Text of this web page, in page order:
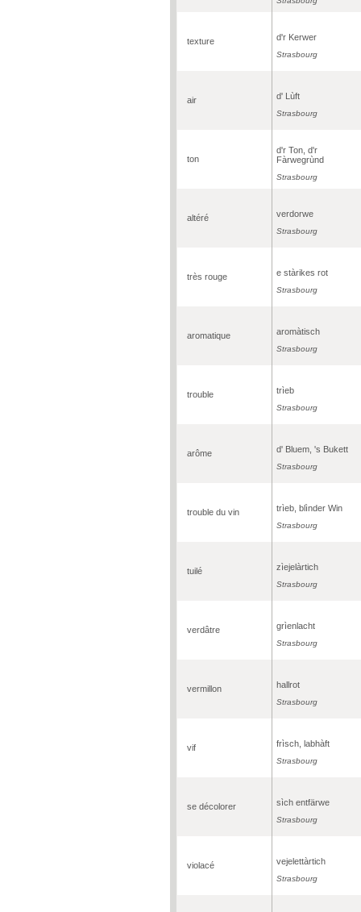
texture d'r Kerwer
Strasbourg
air d' Lùft
Strasbourg
ton
d'r Ton, d'r
Fàrwegrùnd
Strasbourg
altéré verdorwe
Strasbourg
très rouge e stàrikes rot
Strasbourg
aromatique aromàtisch
Strasbourg
trouble trìeb
Strasbourg
arôme d' Bluem, 's Bukett
Strasbourg
trouble du vin trìeb, blìnder Win
Strasbourg
tuilé zìejelàrtich
Strasbourg
verdâtre grìenlacht
Strasbourg
vermillon hallrot
Strasbourg
vif frìsch, labhàft
Strasbourg
se décolorer sìch entfärwe
Strasbourg
violacé vejelettàrtich
Strasbourg